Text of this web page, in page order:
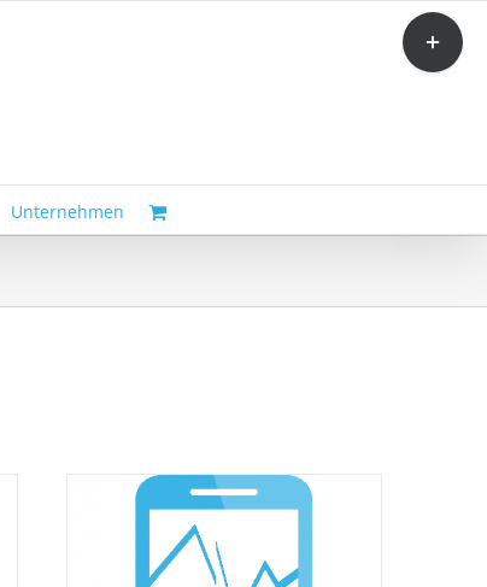
Unternehmen
Toggle
Sliding
Bar